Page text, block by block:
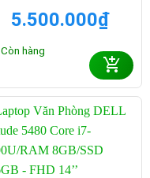
INCH
5.500.000₫
Còn hàng